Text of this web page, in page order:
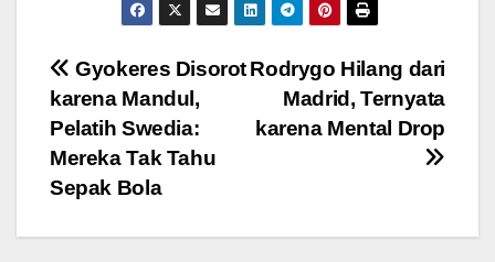
Post
navigation
Rodrygo Hilang dari
Madrid, Ternyata
karena Mental Drop
Gyokeres Disorot
karena Mandul,
Pelatih Swedia:
Mereka Tak Tahu
Sepak Bola